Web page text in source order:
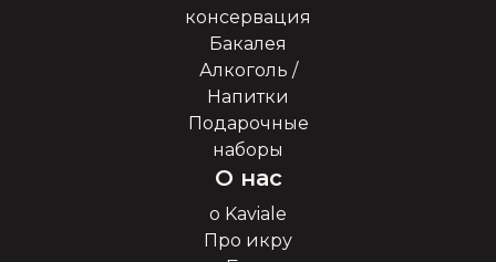
консервация
Бакалея
Алкоголь /
Напитки
Подарочные
наборы
О нас
о Kaviale
Про икру